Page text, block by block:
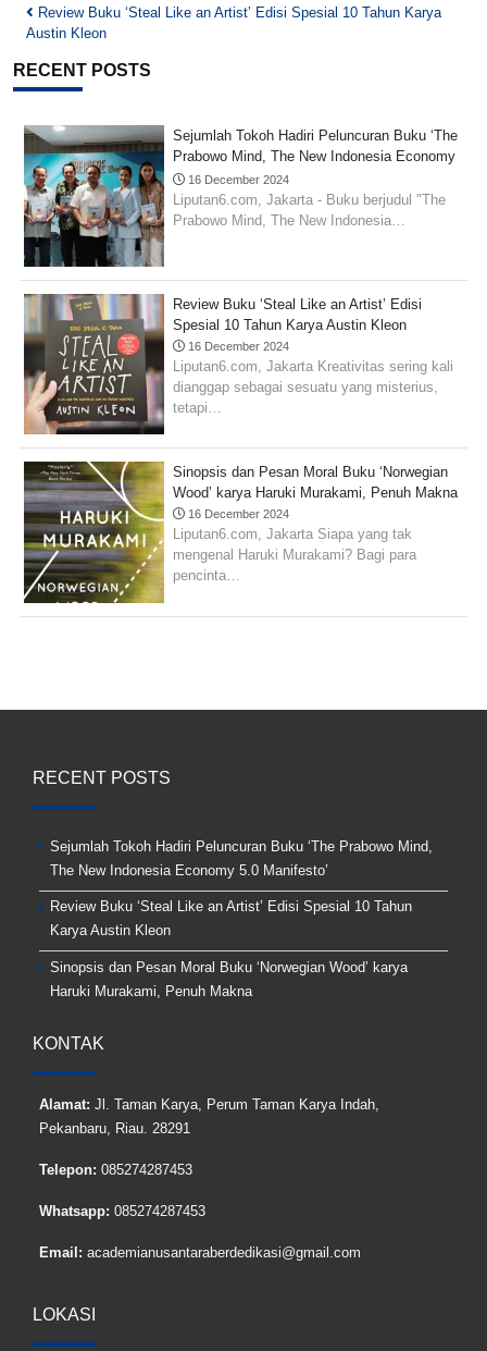
Post
navigation
Review Buku ‘Steal Like an Artist’ Edisi Spesial 10 Tahun Karya
Austin Kleon
RECENT POSTS
Sejumlah Tokoh Hadiri Peluncuran Buku ‘The
Prabowo Mind, The New Indonesia Economy
5.0 Manifesto’
16 December 2024
Liputan6.com, Jakarta - Buku berjudul "The
Prabowo Mind, The New Indonesia…
Review Buku ‘Steal Like an Artist’ Edisi
Spesial 10 Tahun Karya Austin Kleon
16 December 2024
Liputan6.com, Jakarta Kreativitas sering kali
dianggap sebagai sesuatu yang misterius,
tetapi…
Sinopsis dan Pesan Moral Buku ‘Norwegian
Wood’ karya Haruki Murakami, Penuh Makna
16 December 2024
Liputan6.com, Jakarta Siapa yang tak
mengenal Haruki Murakami? Bagi para
pencinta…
RECENT POSTS
Sejumlah Tokoh Hadiri Peluncuran Buku ‘The Prabowo Mind,
The New Indonesia Economy 5.0 Manifesto’
Review Buku ‘Steal Like an Artist’ Edisi Spesial 10 Tahun
Karya Austin Kleon
Sinopsis dan Pesan Moral Buku ‘Norwegian Wood’ karya
Haruki Murakami, Penuh Makna
KONTAK
Alamat: Jl. Taman Karya, Perum Taman Karya Indah,
Pekanbaru, Riau. 28291
Telepon: 085274287453
Whatsapp: 085274287453
Email: academianusantaraberdedikasi@gmail.com
LOKASI